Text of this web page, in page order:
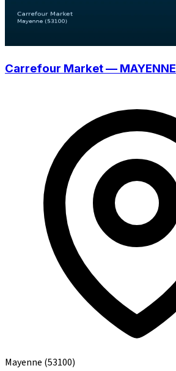
Carrefour Market — MAYENNE
Mayenne (53100)